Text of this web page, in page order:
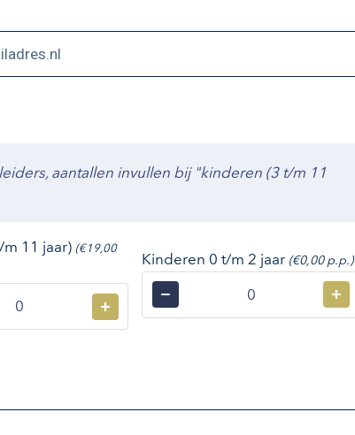
aantallen invullen bij "kinderen (3 t/m 11
11 jaar) (€19,00
+
Kinderen 0 t/m 2 jaar (€0,00 p.p.)
− +